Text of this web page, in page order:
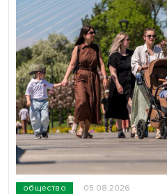
общество 05.08.2026